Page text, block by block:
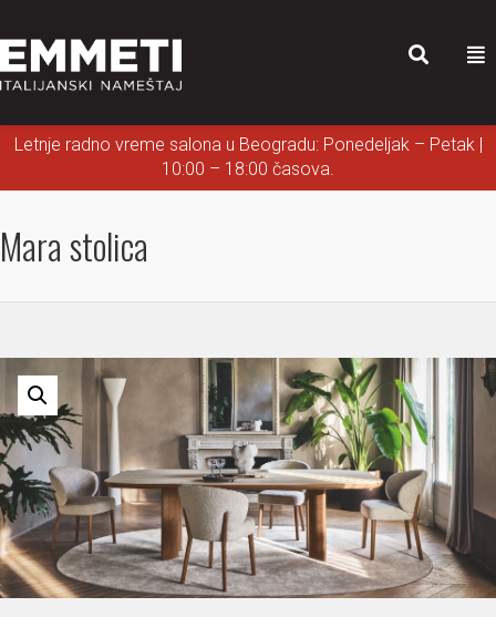
Letnje radno vreme salona u Beogradu: Ponedeljak – Petak |
10:00 – 18:00 časova.
Mara stolica